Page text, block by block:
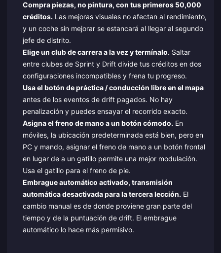
Compra piezas, no pintura, con tus primeros 50,000
créditos. Las mejoras visuales no afectan al rendimiento,
y un coche sin mejorar se estancará al llegar al segundo
jefe de distrito.
Elige un club de carrera a la vez y termínalo. Saltar
entre clubes de Sprint y Drift divide tus créditos en dos
configuraciones incompatibles y frena tu progreso.
Usa el botón de práctica / conducción libre en el mapa
antes de los eventos de drift pagados. No hay
penalización y puedes ensayar el recorrido exacto.
Asigna el freno de mano a un botón cómodo. En
móviles, la ubicación predeterminada está bien, pero en
PC y mando, asignar el freno de mano a un botón frontal
en lugar de a un gatillo permite una mejor modulación.
Usa el gatillo para el freno de pie.
Embrague automático activado, transmisión
automática desactivada para la tercera lección. El
cambio manual es de donde proviene gran parte del
tiempo y de la puntuación de drift. El embrague
automático lo hace más permisivo.